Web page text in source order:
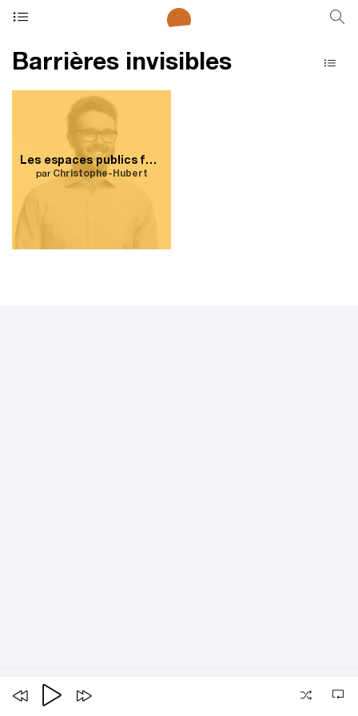
Barrières invisibles
Les espaces publics font partie de la solution.
par Christophe-Hubert